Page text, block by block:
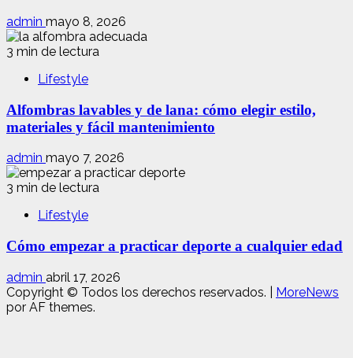
admin mayo 8, 2026
3 min de lectura
Lifestyle
Alfombras lavables y de lana: cómo elegir estilo,
materiales y fácil mantenimiento
admin mayo 7, 2026
3 min de lectura
Lifestyle
Cómo empezar a practicar deporte a cualquier edad
admin abril 17, 2026
Copyright © Todos los derechos reservados.
MoreNews
por AF themes.